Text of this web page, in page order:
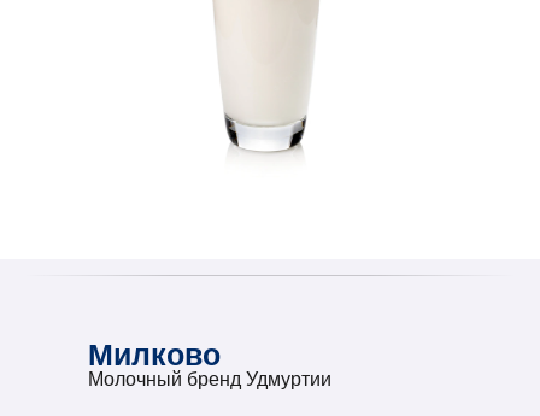
Милково
Молочный бренд Удмуртии